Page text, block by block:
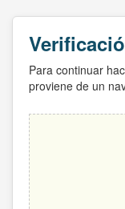
Para continuar
proviene de un